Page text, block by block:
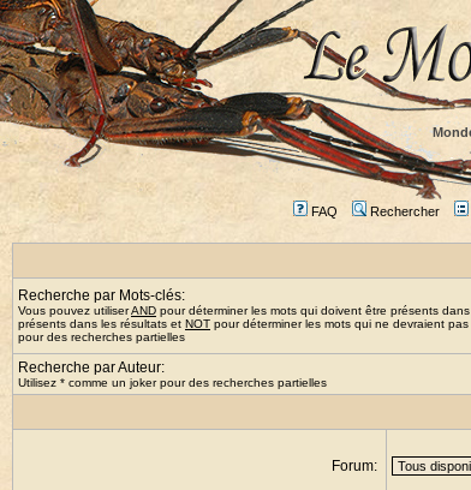
FAQ Rechercher
Recherche par Mots-clés:
Vous pouvez utiliserAND pour déterminer les mots qui doivent être présents dans
présents dans les résultats et NOT pour déterminer les mots qui ne devraient
pour des recherches partielles
Recherche par Auteur:
Utilisez * comme un joker pour des recherches partielles
Forum: